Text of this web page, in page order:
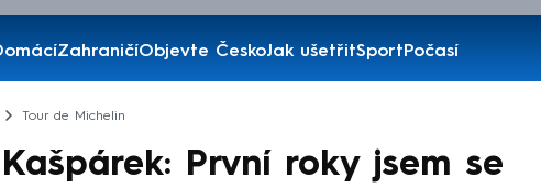
ZahraničíObjevte ČeskoJak ušetřitSportPočasí
Tour de Michelin
První roky jsem se